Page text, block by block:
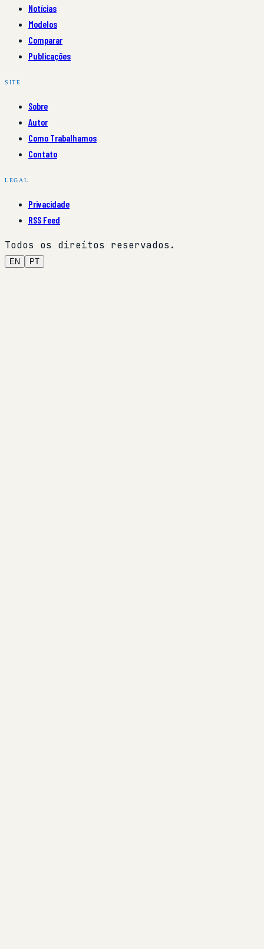
Notícias
Modelos
Comparar
Publicações
SITE
Sobre
Autor
Como Trabalhamos
Contato
LEGAL
Privacidade
RSS Feed
Todos os direitos reservados.
EN PT